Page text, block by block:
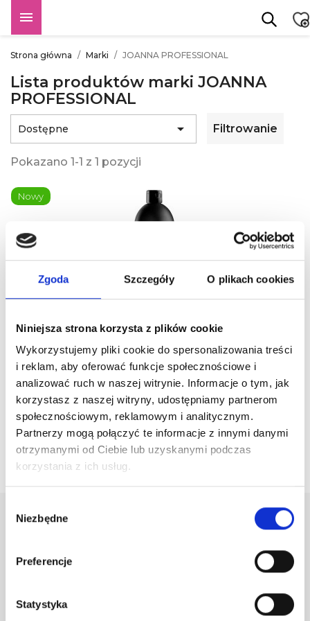
Zgoda Szczegóły O plikach cookies
Niniejsza strona korzysta z plików cookie
Wykorzystujemy pliki cookie do spersonalizowania treści
i reklam, aby oferować funkcje społecznościowe i
analizować ruch w naszej witrynie. Informacje o tym, jak
korzystasz z naszej witryny, udostępniamy partnerom
społecznościowym, reklamowym i analitycznym.
Partnerzy mogą połączyć te informacje z innymi danymi
otrzymanymi od Ciebie lub uzyskanymi podczas
korzystania z ich usług.
zgody
Niezbędne
Preferencje
Statystyka

Strona główna Marki JOANNA PROFESSIONAL
Lista produktów marki JOANNA
PROFESSIONAL
Dostępne  Filtrowanie
Pokazano 1-1 z 1 pozycji
JOANNA PROFESSIONAL Utleniacz Do Włosów W
Kremie 9% 1000g
18,00 zł
Nowy
Otrzymuj informację o nowościach i wyprzedażach